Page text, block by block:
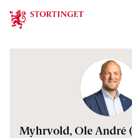
Stortinget.no
Myhrvold, Ole André